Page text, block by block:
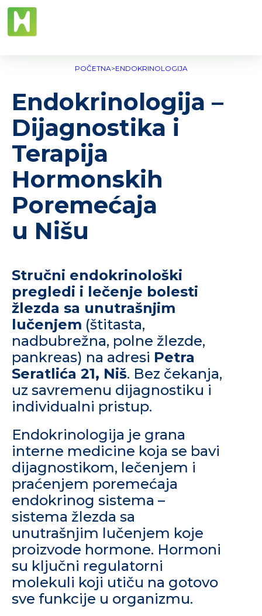
POČETNA>ENDOKRINOLOGIJA
Endokrinologija –
Dijagnostika i
Terapija
Hormonskih
Poremećaja
u Nišu
Stručni endokrinološki
pregledi i lečenje bolesti
žlezda sa unutrašnjim
lučenjem (štitasta,
nadbubrežna, polne žlezde,
pankreas) na adresi Petra
Seratlića 21, Niš. Bez čekanja,
uz savremenu dijagnostiku i
individualni pristup.
Endokrinologija je grana
interne medicine koja se bavi
dijagnostikom, lečenjem i
praćenjem poremećaja
endokrinog sistema –
sistema žlezda sa
unutrašnjim lučenjem koje
proizvode hormone. Hormoni
su ključni regulatorni
molekuli koji utiču na gotovo
sve funkcije u organizmu.